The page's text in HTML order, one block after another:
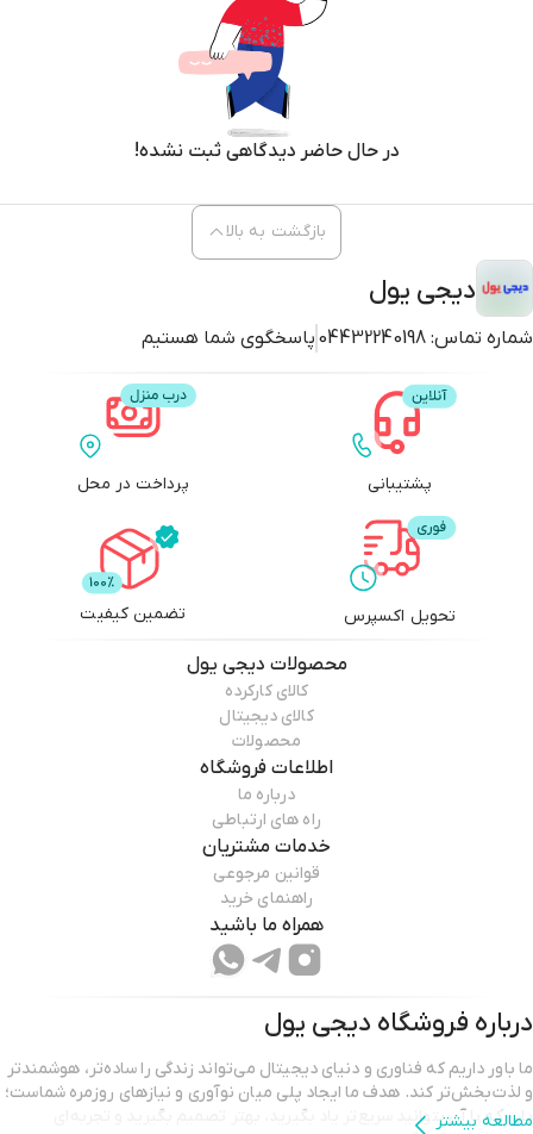
نمایشگری بی‌رقیب هستید، مک بوک پرو 2019 اپل بهترین انتخاب شماست. همین
حالا سفارش دهید و از دنیای تکنولوژی اپل لذت ببرید!
در حال حاضر دیدگاهی ثبت نشده!
دیجی یول
شماره تماس: 04432240198 پاسخگوی شما هستیم
بازگشت به بالا
پشتیبانی پرداخت در محل
تحویل اکسپرس تضمین کیفیت
محصولات دیجی یول
کالای کارکرده
کالای دیجیتال
محصولات
اطلاعات فروشگاه
درباره ما
راه های ارتباطی
خدمات مشتریان
قوانین مرجوعی
راهنمای خرید
همراه ما باشید
درباره فروشگاه دیجی یول
ما باور داریم که فناوری و دنیای دیجیتال می‌تواند زندگی را ساده‌تر، هوشمندتر
و لذت‌بخش‌تر کند. هدف ما ایجاد پلی میان نوآوری و نیازهای روزمره شماست؛
پلی که با آن بتوانید سریع‌تر یاد بگیرید، بهتر تصمیم بگیرید و تجربه‌ای
مطالعه بیشتر